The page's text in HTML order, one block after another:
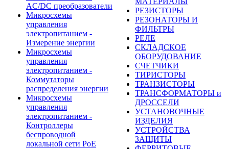
AC/DC преобразователи
Микросхемы
управления
электропитанием -
Измерение энергии
Микросхемы
управления
электропитанием -
Коммутаторы
распределения энергии
Микросхемы
управления
электропитанием -
Контроллеры
беспроводной
локальной сети PoE
РЕЗИСТОРЫ
РЕЗОНАТОРЫ И
ФИЛЬТРЫ
РЕЛЕ
СКЛАДСКОЕ
ОБОРУДОВАНИЕ
СЧЕТЧИКИ
ТИРИСТОРЫ
ТРАНЗИСТОРЫ
ТРАНСФОРМАТОРЫ и
ДРОССЕЛИ
УСТАНОВОЧНЫЕ
ИЗДЕЛИЯ
УСТРОЙСТВА
ЗАЩИТЫ